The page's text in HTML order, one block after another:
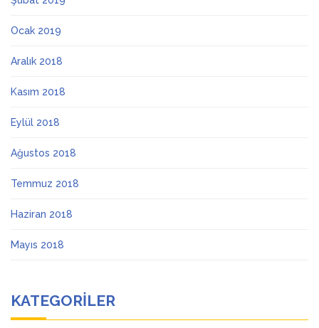
Ocak 2019
Aralık 2018
Kasım 2018
Eylül 2018
Ağustos 2018
Temmuz 2018
Haziran 2018
Mayıs 2018
KATEGORILER